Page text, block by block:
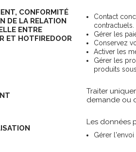
CONFORMITÉ
DE LA RELATION
ENTRE
ET HOTFIREDOOR
Contact
contractuels.
Gérer les
Conservez
Activer les
Gérer les
produits
Traiter
demande ou
Les données
Gérer